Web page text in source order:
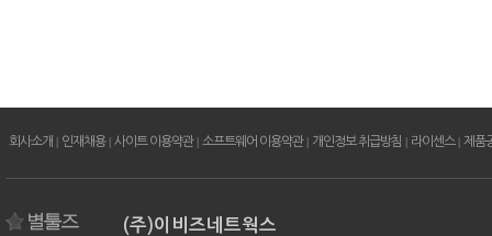
회사소개 | 인재채용 | 사이트 이용약관 | 소프트웨어 이용약관 | 개인정보 취급방침 | 라이센스 | 제품
(주)이비즈네트웍스